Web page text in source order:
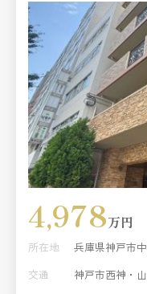
4,978万円
所在地
兵庫県神戸市
交通
神戸市西神・